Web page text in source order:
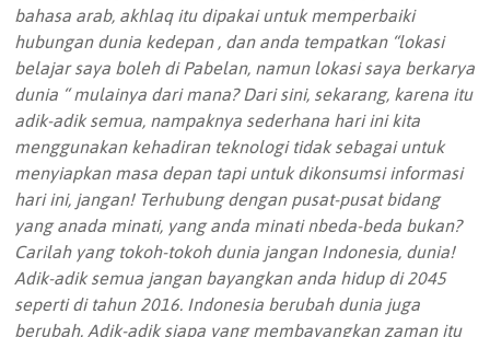
bahasa arab, akhlaq itu dipakai untuk memperbaiki
hubungan dunia kedepan , dan anda tempatkan “lokasi
belajar saya boleh di Pabelan, namun lokasi saya berkarya
dunia “ mulainya dari mana? Dari sini, sekarang, karena itu
adik-adik semua, nampaknya sederhana hari ini kita
menggunakan kehadiran teknologi tidak sebagai untuk
menyiapkan masa depan tapi untuk dikonsumsi informasi
hari ini, jangan! Terhubung dengan pusat-pusat bidang
yang anada minati, yang anda minati nbeda-beda bukan?
Carilah yang tokoh-tokoh dunia jangan Indonesia, dunia!
Adik-adik semua jangan bayangkan anda hidup di 2045
seperti di tahun 2016. Indonesia berubah dunia juga
berubah. Adik-adik siapa yang membayangkan zaman itu